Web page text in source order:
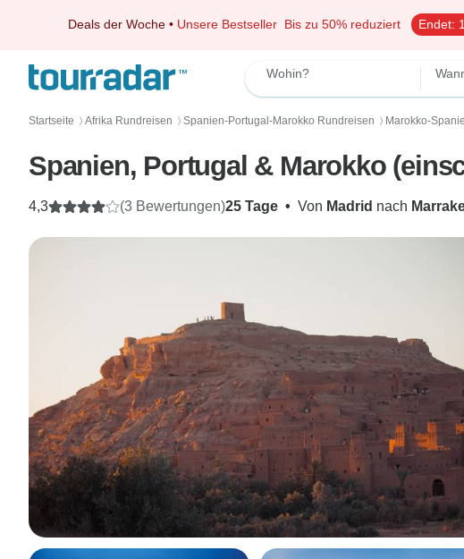
Deals der Woche • Unsere Bestseller Bis zu 50% reduziert Endet:
Wohin?
Startseite 〉 Afrika Rundreisen 〉 Spanien-Portugal-Marokko Rundreisen 〉 Marokko-
Spanien, Portugal & Marokko
25 Tage • Von Madrid nach
4,3 (3 Bewertungen)